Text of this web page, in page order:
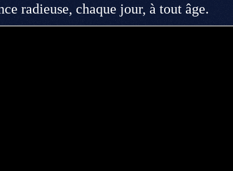
radieuse, chaque jour, à tout âge.